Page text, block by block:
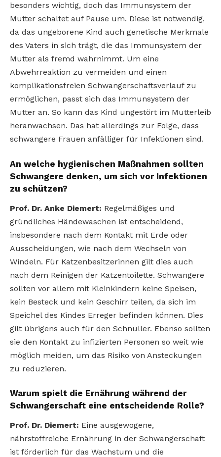
besonders wichtig, doch das Immunsystem der
Mutter schaltet auf Pause um. Diese ist notwendig,
da das ungeborene Kind auch genetische Merkmale
des Vaters in sich trägt, die das Immunsystem der
Mutter als fremd wahrnimmt. Um eine
Abwehrreaktion zu vermeiden und einen
komplikationsfreien Schwangerschaftsverlauf zu
ermöglichen, passt sich das Immunsystem der
Mutter an. So kann das Kind ungestört im Mutterleib
heranwachsen. Das hat allerdings zur Folge, dass
schwangere Frauen anfälliger für Infektionen sind.
An welche hygienischen Maßnahmen sollten
Schwangere denken, um sich vor Infektionen
zu schützen?
Prof. Dr. Anke Diemert: Regelmäßiges und
gründliches Händewaschen ist entscheidend,
insbesondere nach dem Kontakt mit Erde oder
Ausscheidungen, wie nach dem Wechseln von
Windeln. Für Katzenbesitzerinnen gilt dies auch
nach dem Reinigen der Katzentoilette. Schwangere
sollten vor allem mit Kleinkindern keine Speisen,
kein Besteck und kein Geschirr teilen, da sich im
Speichel des Kindes Erreger befinden können. Dies
gilt übrigens auch für den Schnuller. Ebenso sollten
sie den Kontakt zu infizierten Personen so weit wie
möglich meiden, um das Risiko von Ansteckungen
zu reduzieren.
Warum spielt die Ernährung während der
Schwangerschaft eine entscheidende Rolle?
Prof. Dr. Diemert: Eine ausgewogene,
nährstoffreiche Ernährung in der Schwangerschaft
ist förderlich für das Wachstum und die